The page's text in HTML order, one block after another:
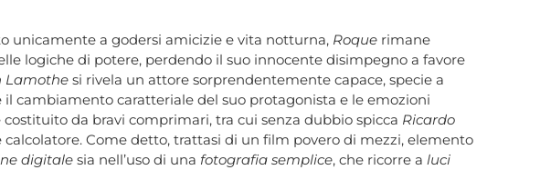
unicamente a godersi amicizie e vita notturna, Roque rimane
logiche di potere, perdendo il suo innocente disimpegno a favore
Lamothe si rivela un attore sorprendentemente capace, specie a
cambiamento caratteriale del suo protagonista e le emozioni
costituito da bravi comprimari, tra cui senza dubbio spicca Ricardo
Come detto, trattasi di un film povero di mezzi, elemento
digitale sia nell’uso di una fotografia semplice, che ricorre aluci